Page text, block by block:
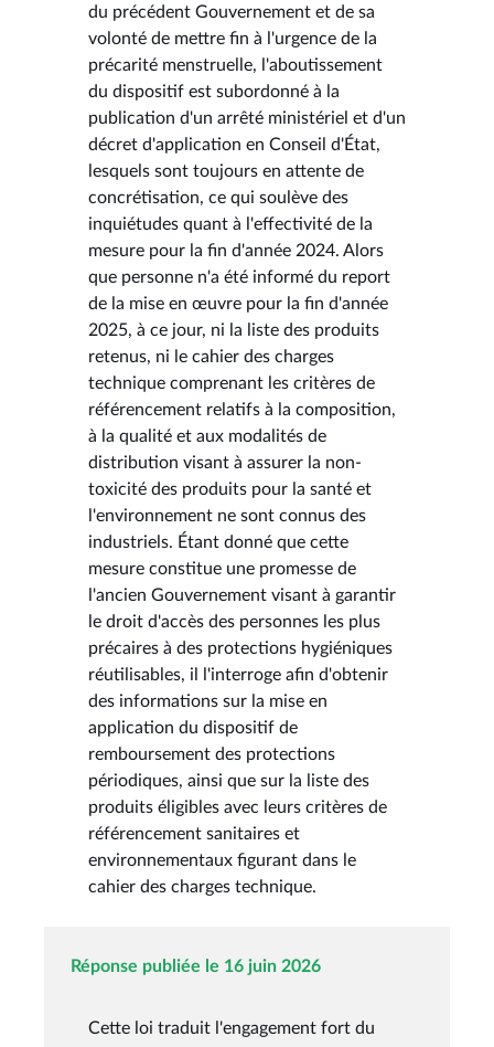
du précédent Gouvernement et de sa
volonté de mettre fin à l'urgence de la
précarité menstruelle, l'aboutissement
du dispositif est subordonné à la
publication d'un arrêté ministériel et d'un
décret d'application en Conseil d'État,
lesquels sont toujours en attente de
concrétisation, ce qui soulève des
inquiétudes quant à l'effectivité de la
mesure pour la fin d'année 2024. Alors
que personne n'a été informé du report
de la mise en œuvre pour la fin d'année
2025, à ce jour, ni la liste des produits
retenus, ni le cahier des charges
technique comprenant les critères de
référencement relatifs à la composition,
à la qualité et aux modalités de
distribution visant à assurer la non-
toxicité des produits pour la santé et
l'environnement ne sont connus des
industriels. Étant donné que cette
mesure constitue une promesse de
l'ancien Gouvernement visant à garantir
le droit d'accès des personnes les plus
précaires à des protections hygiéniques
réutilisables, il l'interroge afin d'obtenir
des informations sur la mise en
application du dispositif de
remboursement des protections
périodiques, ainsi que sur la liste des
produits éligibles avec leurs critères de
référencement sanitaires et
environnementaux figurant dans le
cahier des charges technique.
Réponse publiée le 16 juin 2026
Cette loi traduit l'engagement fort du